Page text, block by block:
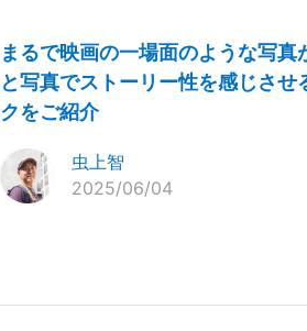
まるで映画の一場面のような写真
と写真でストーリー性を感じさせ
クをご紹介
虫上智
2025/06/04